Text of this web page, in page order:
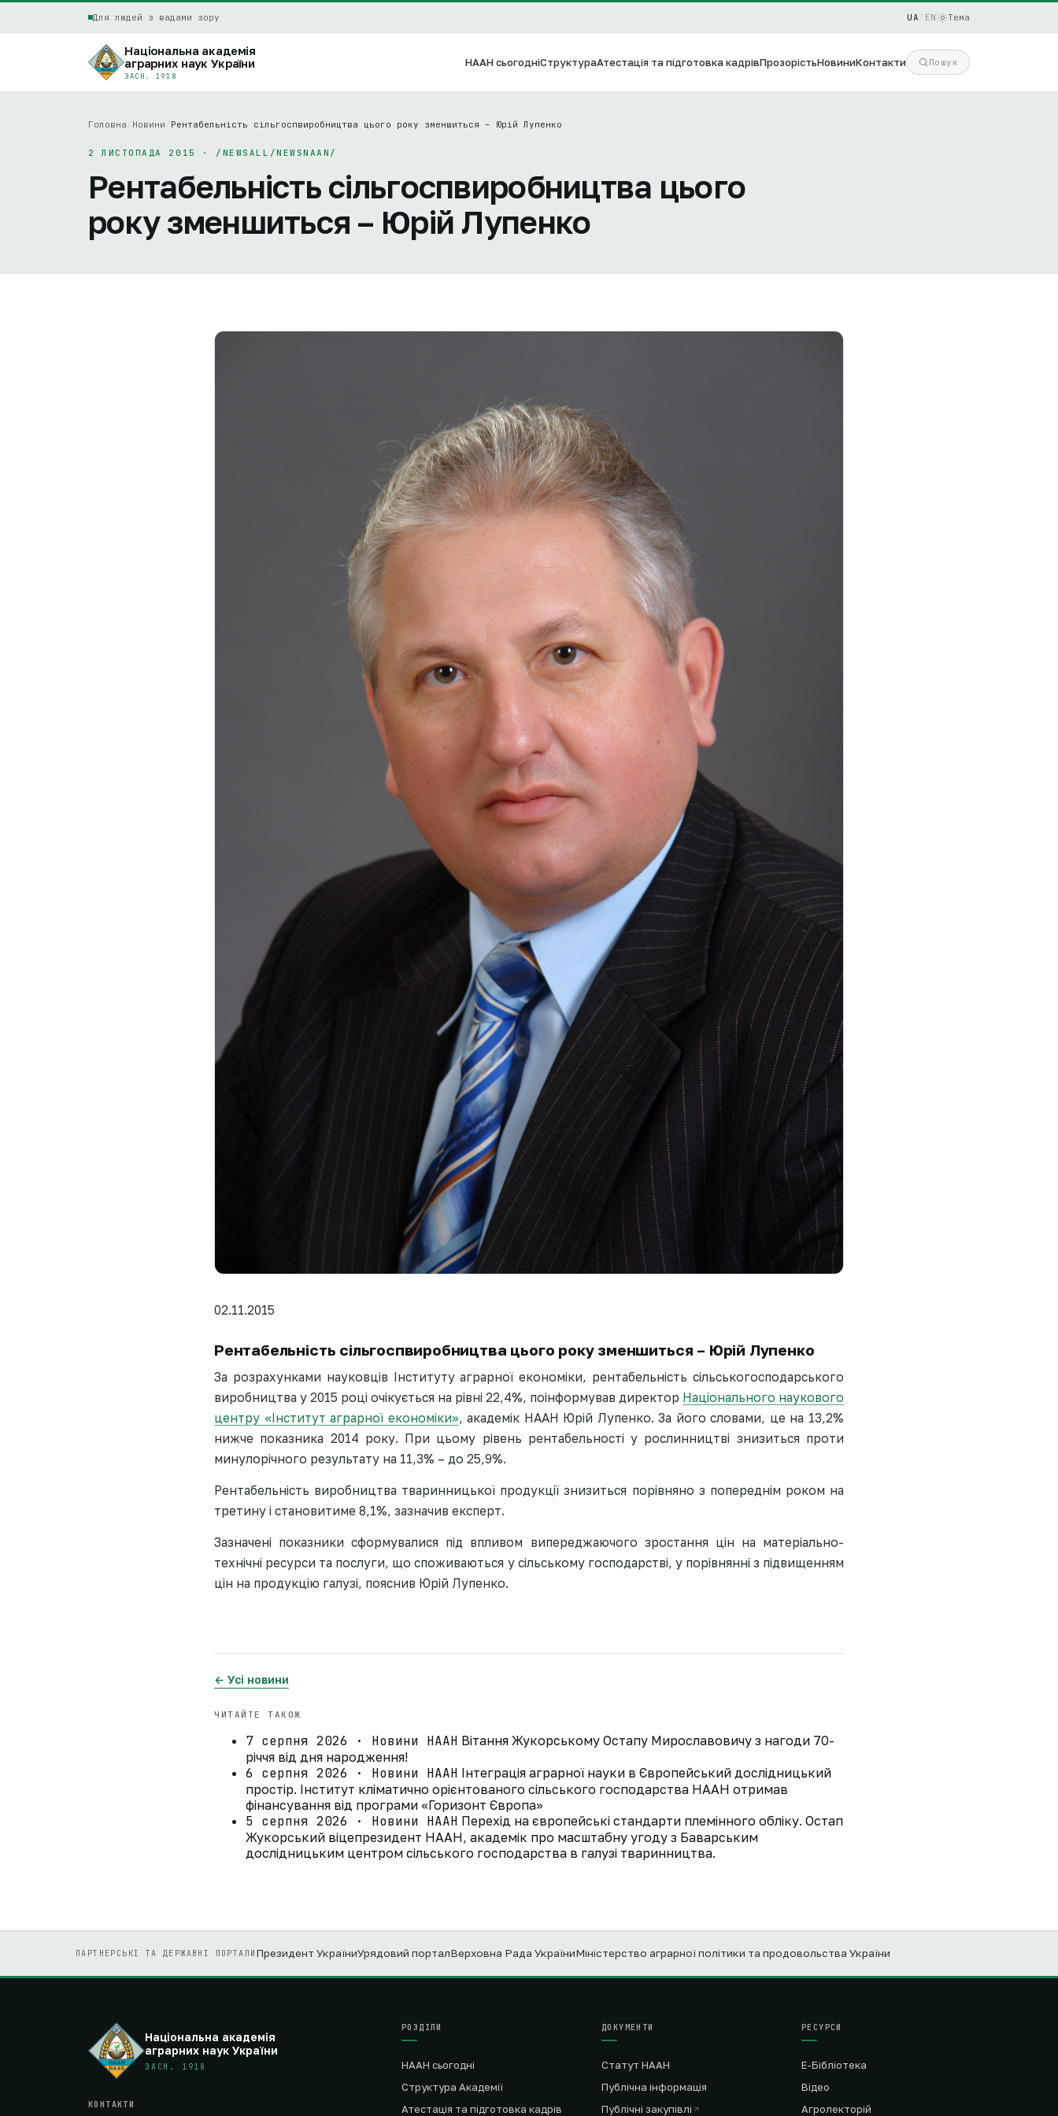
Для людей з вадами зору UA EN Тема
Національна академія
аграрних наук України
ЗАСН. 1918
НААН сьогодніСтруктураАтестація та підготовка кадрівПрозорістьНовиниКонтакти Пошук
Головна Новини Рентабельність сільгоспвиробництва цього року зменшиться – Юрій Лупенко
2 ЛИСТОПАДА 2015 · /NEWSALL/NEWSNAAN/
Рентабельність сільгоспвиробництва цього
року зменшиться – Юрій Лупенко
02.11.2015
Рентабельність сільгоспвиробництва цього року зменшиться – Юрій Лупенко
За розрахунками науковців Інституту аграрної економіки, рентабельність сільськогосподарського
виробництва у 2015 році очікується на рівні 22,4%, поінформував директор Національного наукового
центру «Інститут аграрної економіки», академік НААН Юрій Лупенко. За його словами, це на 13,2%
нижче показника 2014 року. При цьому рівень рентабельності у рослинництві знизиться проти
минулорічного результату на 11,3% – до 25,9%.
Рентабельність виробництва тваринницької продукції знизиться порівняно з попереднім роком на
третину і становитиме 8,1%, зазначив експерт.
Зазначені показники сформувалися під впливом випереджаючого зростання цін на матеріально-
технічні ресурси та послуги, що споживаються у сільському господарстві, у порівнянні з підвищенням
цін на продукцію галузі, пояснив Юрій Лупенко.
← Усі новини
ЧИТАЙТЕ ТАКОЖ
7 серпня 2026 · Новини НААН Вітання Жукорському Остапу Мирославовичу з нагоди 70-
річчя від дня народження!
6 серпня 2026 · Новини НААН Інтеграція аграрної науки в Європейський дослідницький
простір. Інститут кліматично орієнтованого сільського господарства НААН отримав
фінансування від програми «Горизонт Європа»
5 серпня 2026 · Новини НААН Перехід на європейські стандарти племінного обліку. Остап
Жукорський віцепрезидент НААН, академік про масштабну угоду з Баварським
дослідницьким центром сільського господарства в галузі тваринництва.
ПАРТНЕРСЬКІ ТА ДЕРЖАВНІ ПОРТАЛИ Президент УкраїниУрядовий порталВерховна Рада УкраїниМіністерство аграрної політики та продовольства України
Національна академія
аграрних наук України
ЗАСН. 1918
КОНТАКТИ
РОЗДІЛИ
НААН сьогодні
Структура Академії
Атестація та підготовка кадрів
ДОКУМЕНТИ
Статут НААН
Публічна інформація
Публічні закупівлі
РЕСУРСИ
Е-Бібліотека
Відео
Агролекторій